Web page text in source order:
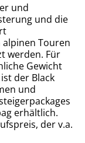
und
und die
Touren
werden. Für
Gewicht
der Black
und
erhältlich.
der v.a.